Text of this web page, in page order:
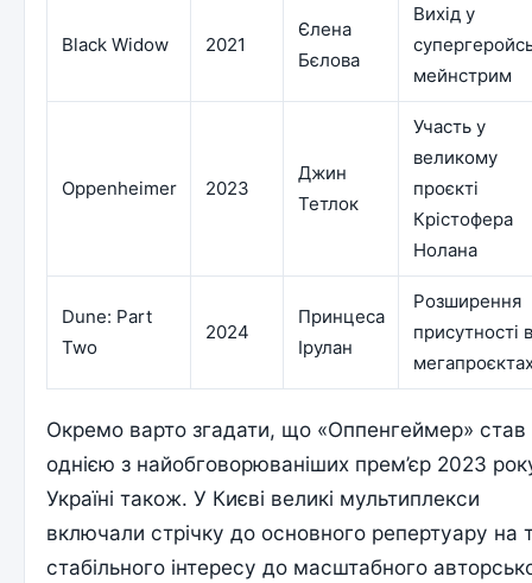
Black Widow 2021
Єлена
Бєлова
Вихід у
мейнстрим
Oppenheimer 2023
Джин
Тетлок
Участь у
великому
проєкті
Крістофера
Нолана
Dune: Part
Two
2024
Принцеса
Ірулан
Розширення
присутності в
Окремо варто згадати, що «Оппенгеймер» став
однією з найобговорюваніших прем’єр 2023
Україні також. У Києві великі мультиплекси
включали стрічку до основного репертуару на
стабільного інтересу до масштабного